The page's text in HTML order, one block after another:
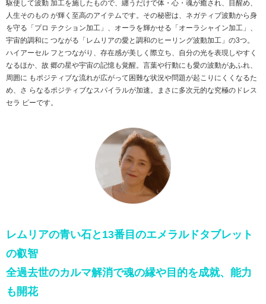
駆使して波動 加工を施したもので、纏うだけで体・心・魂が癒され、目醒め、
人生そのもの が輝く至高のアイテムです。その秘密は、ネガティブ波動から身
を守る「プロ テクション加工」、オーラを輝かせる「オーラシャイン加工」、
宇宙的調和に つながる「レムリアの愛と調和のヒーリング波動加工」の3つ。
ハイアーセル フとつながり、存在感が美しく際立ち、自分の光を表現しやすく
なるほか、故 郷の星や宇宙の記憶も覚醒。言葉や行動にも愛の波動があふれ、
周囲に もポジティブな流れが広がって困難な状況や問題が起こりにくくなるた
め、さ らなるポジティブなスパイラルが加速。まさに多次元的な究極のドレス
セラ ピーです。
レムリアの青い石と13番目のエメラルドタブレット
の叡智
全過去世のカルマ解消で魂の縁や目的を成就、能力
も開花